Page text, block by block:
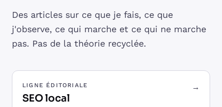
Des articles sur ce que je fais, ce que
j'observe, ce qui marche et ce qui ne marche
pas. Pas de la théorie recyclée.
LIGNE ÉDITORIALE
SEO local
→